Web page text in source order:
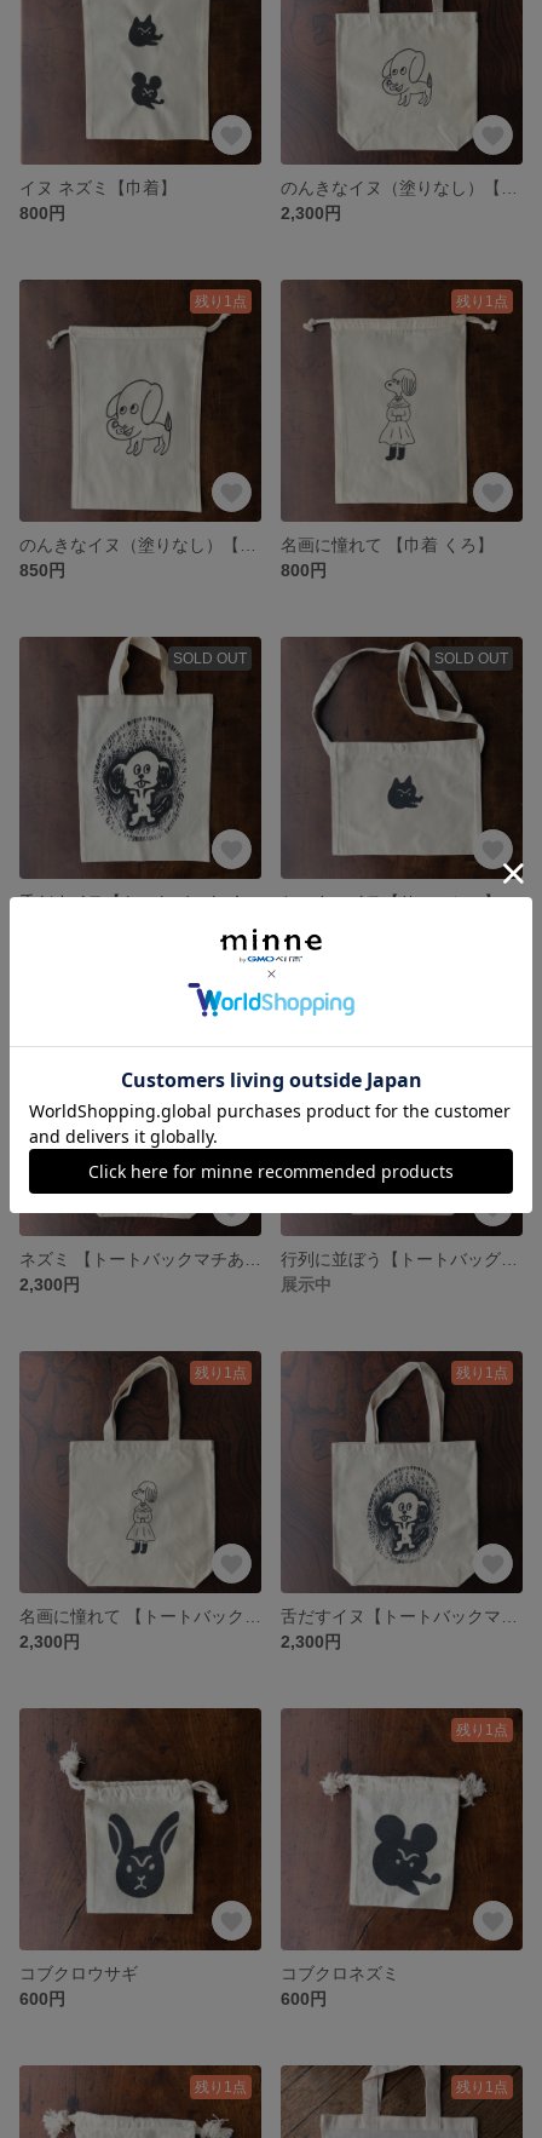
イヌ ネズミ【巾着】
800円
2,300円
残り1点
850円
残り1点
名画に憧れて 【巾着 くろ】
800円
SOLD OUT
舌だすイヌ【トートバック くろ】
SOLD OUT
ちいさいイヌ【サコッシュ】
残り1点
2,300円
展示中
残り1点
2,300円
残り1点
2,300円
コブクロウサギ
600円
残り1点
コブクロネズミ
600円
残り1点 残り1点